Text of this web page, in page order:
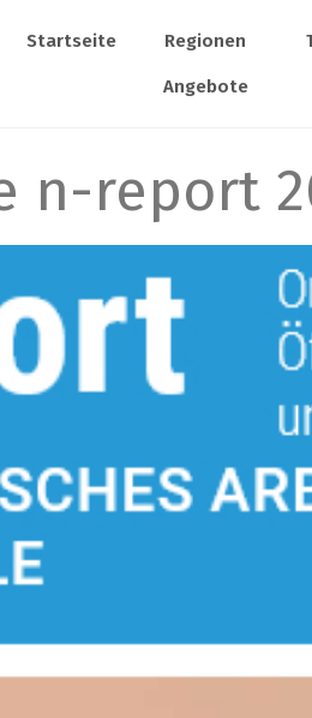
Startseite Regionen
Angebote
n-report